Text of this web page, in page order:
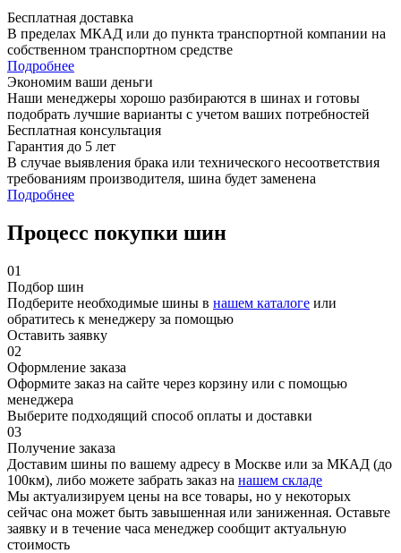
Бесплатная доставка
В пределах МКАД или до пункта транспортной компании на
собственном транспортном средстве
Подробнее
Экономим ваши деньги
Наши менеджеры хорошо разбираются в шинах и готовы
подобрать лучшие варианты с учетом ваших потребностей
Бесплатная консультация
Гарантия до 5 лет
В случае выявления брака или технического несоответствия
требованиям производителя, шина будет заменена
Подробнее
Процесс покупки шин
01
Подбор шин
Подберите необходимые шины в нашем каталоге или
обратитесь к менеджеру за помощью
Оставить заявку
02
Оформление заказа
Оформите заказ на сайте через корзину или с помощью
менеджера
Выберите подходящий способ оплаты и доставки
03
Получение заказа
Доставим шины по вашему адресу в Москве или за МКАД (до
100км), либо можете забрать заказ на нашем складе
Мы актуализируем цены на все товары, но у некоторых
сейчас она может быть завышенная или заниженная. Оставьте
заявку и в течение часа менеджер сообщит актуальную
стоимость